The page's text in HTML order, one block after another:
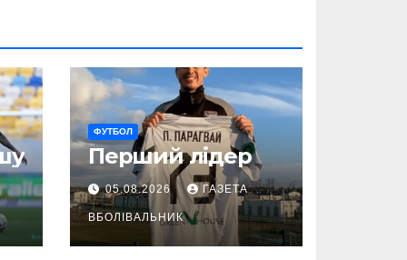
ФУТБОЛ
Перший лідер
05.08.2026 ГАЗЕТА
ВБОЛІВАЛЬНИК